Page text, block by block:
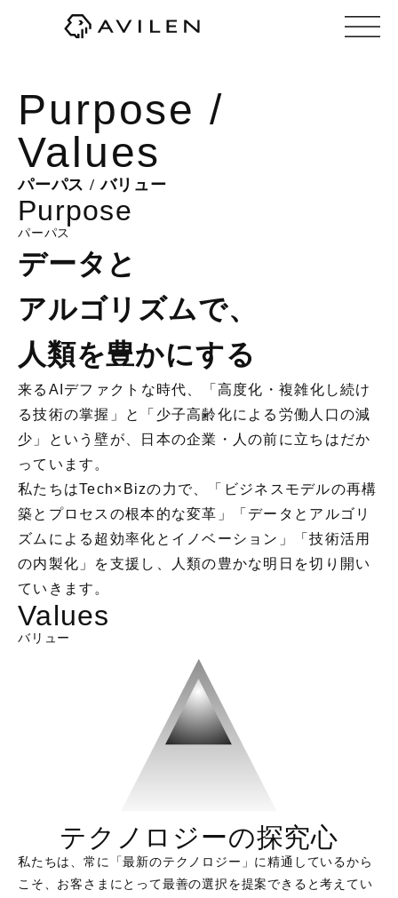
株式会社AVILEN（アヴィレン）
Purpose /
Values
パーパス / バリュー
Purpose
パーパス
データと
アルゴリズムで、
人類を豊かにする
来るAIデファクトな時代、
「高度化・複雑化し続け
る技術の掌握」と
「少子高齢化による労働人口の減
少」という壁が、
日本の企業・人の前に立ちはだか
っています。
私たちはTech×Bizの力で、
「ビジネスモデルの再構
築とプロセスの根本的な変革」
「データとアルゴリ
ズムによる超効率化とイノベーション」
「技術活用
の内製化」を支援し、
人類の豊かな明日を切り開い
ていきます。
Values
バリュー
テクノロジーの探究心
私たちは、常に「最新のテクノロジー」に精通しているから
こそ、お客さまにとって最善の選択を提案できると考えてい